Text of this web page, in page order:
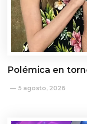
Polémica en
5 agosto, 2026